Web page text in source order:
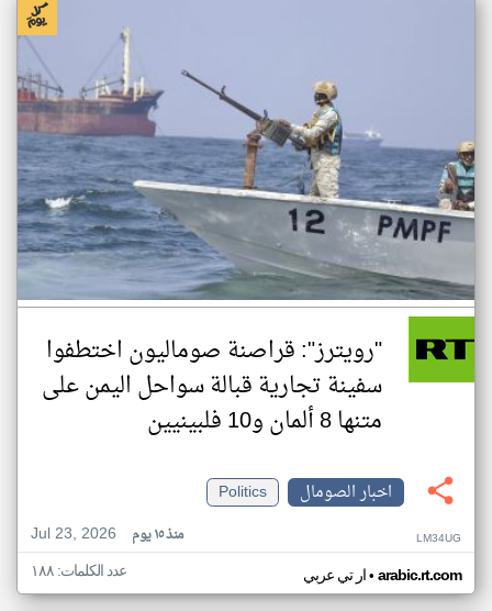
"رويترز": قراصنة صوماليون اختطفوا
سفينة تجارية قبالة سواحل اليمن على
متنها 8 ألمان و10 فلبينيين
اخبار الصومال
Politics
Jul 23, 2026
منذ ١٥ يوم LM34UG
ار تي عربي• arabic.rt.com عدد الكلمات: ١٨٨